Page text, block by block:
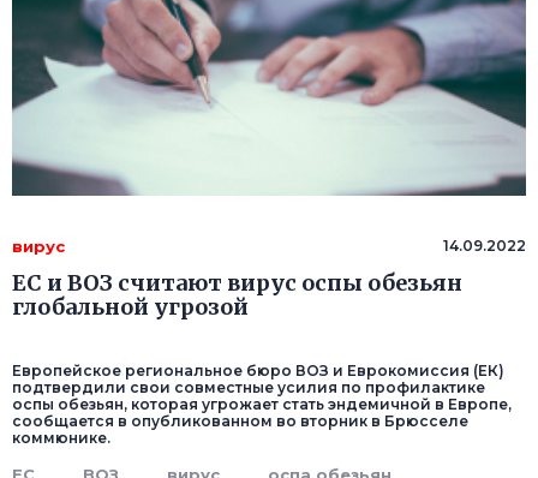
вирус 14.09.2022
ЕС и ВОЗ считают вирус оспы обезьян
глобальной угрозой
Европейское региональное бюро ВОЗ и Еврокомиссия (ЕК)
подтвердили свои совместные усилия по профилактике
оспы обезьян, которая угрожает стать эндемичной в Европе,
сообщается в опубликованном во вторник в Брюсселе
коммюнике.